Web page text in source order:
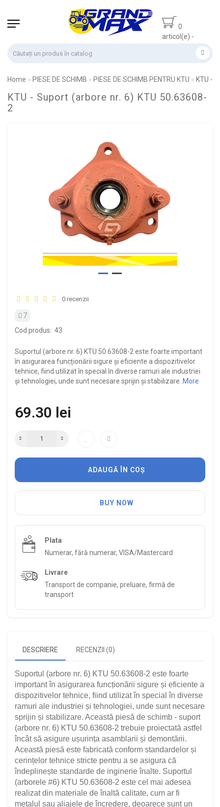
0
articol(e) -
Home PIESE DE SCHIMB PIESE DE SCHIMB PENTRU KTU KTU -
KTU - Suport (arbore nr. 6) KTU 50.63608-
2
0 recenzii
7
Cod produs: 43
Suportul (arbore nr. 6) KTU 50.63608-2 este foarte important
în asigurarea funcționării sigure și eficiente a dispozitivelor
tehnice, fiind utilizat în special în diverse ramuri ale industriei
și tehnologiei, unde sunt necesare sprijin și stabilizare.. More
69.30 lei
ADAUGĂ ÎN COȘ
BUY NOW
Plata
Numerar, fără numerar, VISA/Mastercard
Livrare
Transport de companie, preluare, firmă de
transport
DESCRIERE RECENZII (0)
Suportul (arbore nr. 6) KTU 50.63608-2 este foarte
important în asigurarea funcționării sigure și eficiente a
dispozitivelor tehnice, fiind utilizat în special în diverse
ramuri ale industriei și tehnologiei, unde sunt necesare
sprijin și stabilizare. Această piesă de schimb - suport
(arbore nr. 6) KTU 50.63608-2 trebuie proiectată astfel
încât să asigure ușurința asamblarii și demontării.
Această piesă este fabricată conform standardelor și
cerințelor tehnice stricte pentru a se asigura că
îndeplinește standarde de inginerie înalte. Suportul
(arborele #6) KTU 50.63608-2 este cel mai adesea
realizat din materiale de înaltă calitate, cum ar fi
metalul sau aliajele de încredere, deoarece sunt un